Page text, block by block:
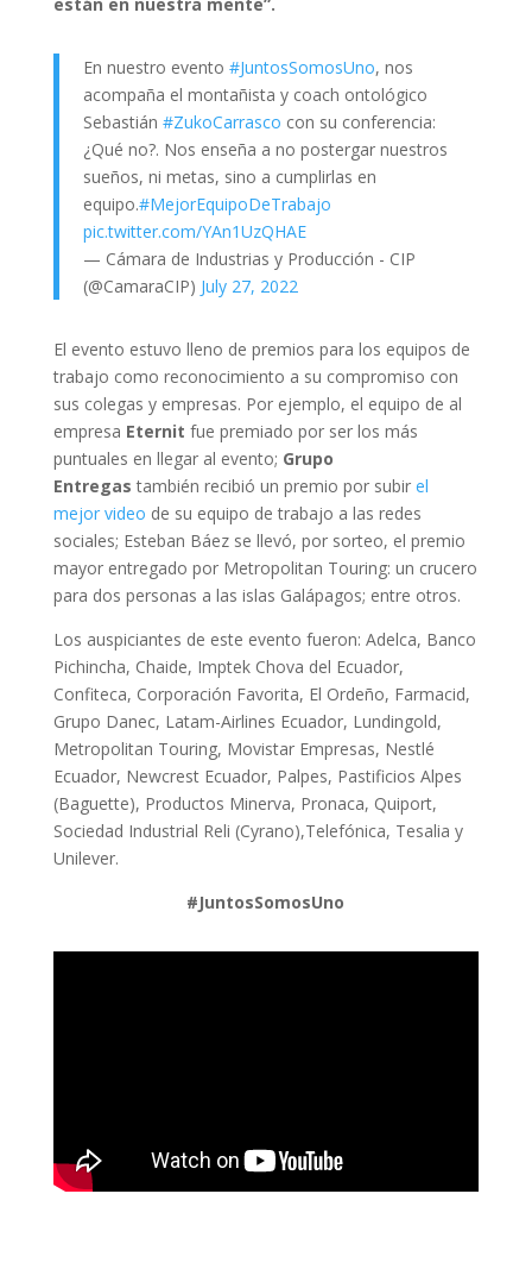
En nuestro evento #JuntosSomosUno, nos
acompaña el montañista y coach ontológico
Sebastián #ZukoCarrasco con su conferencia:
¿Qué no?. Nos enseña a no postergar nuestros
sueños, ni metas, sino a cumplirlas en
equipo.#MejorEquipoDeTrabajo
pic.twitter.com/YAn1UzQHAE
— Cámara de Industrias y Producción - CIP
(@CamaraCIP) July 27, 2022
El evento estuvo lleno de premios para los equipos de
trabajo como reconocimiento a su compromiso con
sus colegas y empresas. Por ejemplo, el equipo de al
empresa Eternit fue premiado por ser los más
puntuales en llegar al evento; Grupo
Entregas también recibió un premio por subir el
mejor video de su equipo de trabajo a las redes
sociales; Esteban Báez se llevó, por sorteo, el premio
mayor entregado por Metropolitan Touring: un crucero
para dos personas a las islas Galápagos; entre otros.
Los auspiciantes de este evento fueron: Adelca, Banco
Pichincha, Chaide, Imptek Chova del Ecuador,
Confiteca, Corporación Favorita, El Ordeño, Farmacid,
Grupo Danec, Latam-Airlines Ecuador, Lundingold,
Metropolitan Touring, Movistar Empresas, Nestlé
Ecuador, Newcrest Ecuador, Palpes, Pastificios Alpes
(Baguette), Productos Minerva, Pronaca, Quiport,
Sociedad Industrial Reli (Cyrano),Telefónica, Tesalia y
Unilever.
#JuntosSomosUno